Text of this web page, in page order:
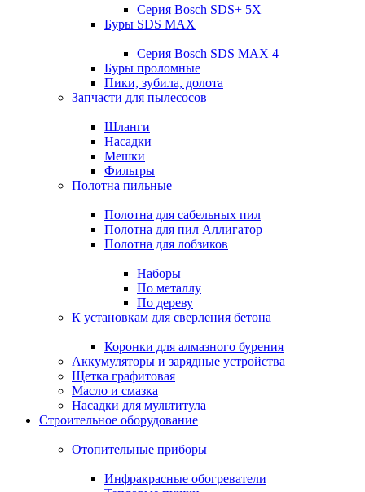
Серия Bosch SDS+ 5X
Буры SDS MAX
Серия Bosch SDS MAX 4
Буры проломные
Пики, зубила, долота
Запчасти для пылесосов
Шланги
Насадки
Мешки
Фильтры
Полотна пильные
Полотна для сабельных пил
Полотна для пил Аллигатор
Полотна для лобзиков
Наборы
По металлу
По дереву
К установкам для сверления бетона
Коронки для алмазного бурения
Аккумуляторы и зарядные устройства
Щетка графитовая
Масло и смазка
Насадки для мультитула
Строительное оборудование
Отопительные приборы
Инфракрасные обогреватели